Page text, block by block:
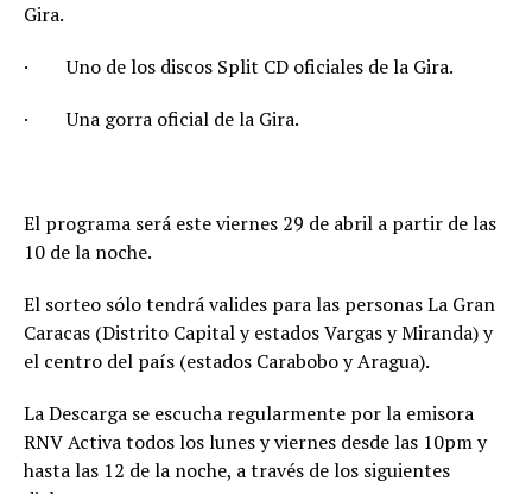
Gira.
·Uno de los discos Split CD oficiales de la Gira.
·Una gorra oficial de la Gira.
El programa será este viernes 29 de abril a partir de las
10 de la noche.
El sorteo sólo tendrá valides para las personas La Gran
Caracas (Distrito Capital y estados Vargas y Miranda) y
el centro del país (estados Carabobo y Aragua).
La Descarga se escucha regularmente por la emisora
RNV Activa todos los lunes y viernes desde las 10pm y
hasta las 12 de la noche, a través de los siguientes